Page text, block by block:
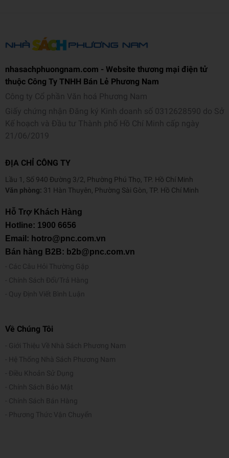
h
h
ư
ớ
c
215x7x87mm
li
ệ
u
Gỗ
M
à
u
s
Nhiều màu
T
n
g
ư
g
71g
nhasachphuongnam.com - Website thương mại điện tử
thuộc Công Ty TNHH Bán Lẻ Phương Nam
Công ty Cổ phần Văn hoá Phương Nam
Giấy chứng nhận Đăng ký Kinh doanh số 0312628590 do Sở
Kế hoạch và Đầu tư Thành phố Hồ Chí Minh cấp ngày
21/06/2019
ĐỊA CHỈ CÔNG TY
Lầu 1, Số 940 Đường 3/2, Phường Phú Thọ, TP. Hồ Chí Minh
Văn phòng: 31 Hàn Thuyên, Phường Sài Gòn, TP. Hồ Chí Minh
Hỗ Trợ Khách Hàng
Hotline: 1900 6656
Email: hotro@pnc.com.vn
Bán hàng B2B: b2b@pnc.com.vn
Các Câu Hỏi Thường Gặp
Chính Sách Đổi/Trả Hàng
Quy Định Viết Bình Luận
Về Chúng Tôi
Giới Thiệu Về Nhà Sách Phương Nam
Hệ Thống Nhà Sách Phương Nam
Điều Khoản Sử Dụng
Chính Sách Bảo Mật
Chính Sách Bán Hàng
Phương Thức Vận Chuyển